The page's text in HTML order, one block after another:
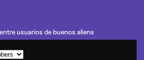
usuarios de buenos aliens